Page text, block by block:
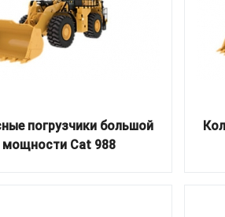
погрузчики большой
мощности Cat 988